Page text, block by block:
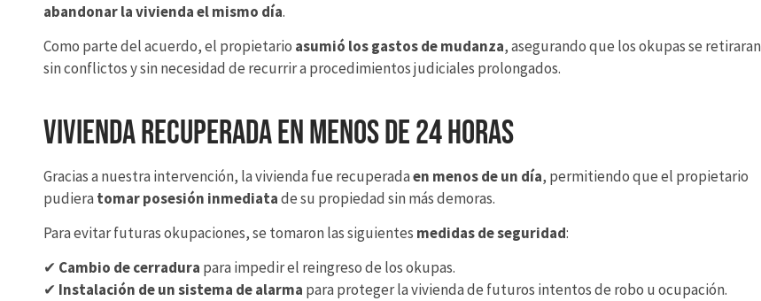
abandonar la vivienda el mismo día.
Como parte del acuerdo, el propietario asumió los gastos de mudanza, asegurando que los okupas se retiraran
sin conflictos y sin necesidad de recurrir a procedimientos judiciales prolongados.
Vivienda recuperada en menos de 24 horas
Gracias a nuestra intervención, la vivienda fue recuperadaen menos de un día, permitiendo que el propietario
pudiera tomar posesión inmediatade su propiedad sin más demoras.
Para evitar futuras okupaciones, se tomaron las siguientes medidas de seguridad:
✔ Cambio de cerradura para impedir el reingreso de los okupas.
✔ Instalación de un sistema de alarma para proteger la vivienda de futuros intentos de robo u ocupación.